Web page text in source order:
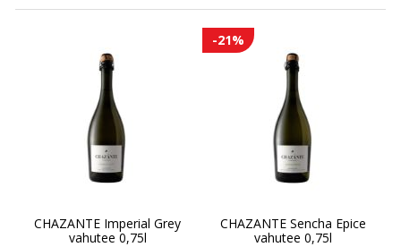
CHAZANTE Imperial Grey
vahutee 0,75l
-21%
CHAZANTE Sencha Epice
vahutee 0,75l